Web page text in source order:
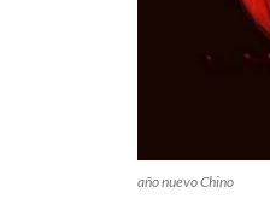
año nuevo Chino